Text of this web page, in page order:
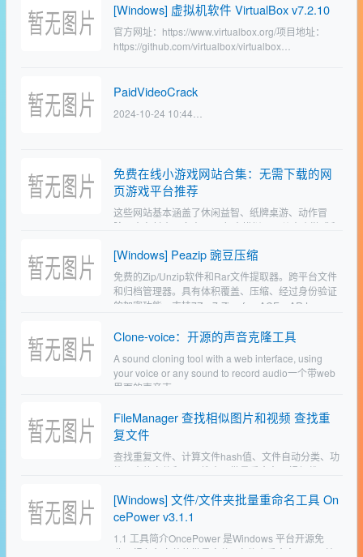
看起来就像这个应用本来就是你的语言写的一样。它
基于 …
[Windows] 虚拟机软件 VirtualBox v7.2.10
官方网址：https://www.virtualbox.org/项目地址：
https://github.com/virtualbox/virtualbox…
PaidVideoCrack
2024-10-24 10:44…
免费在线小游戏网站合集：无需下载的网
页游戏平台推荐
这些网站基本涵盖了休闲益智、纸牌桌游、动作冒
险、赛车射击、多人 IO、复古模拟器、儿童小游戏和
站支持中文界面。适合碎片时间放松、寻找童年小游
戏…
[Windows] Peazip 豌豆压缩
免费的Zip/Unzip软件和Rar文件提取器。跨平台文件
和归档管理器。具有体积覆盖、压缩、经过身份验证
的加密功能。支持7Z、7-Zip sfx、ACE、ARJ、
Clone-voice：开源的声音克隆工具
A sound cloning tool with a web interface, using
your voice or any sound to record audio一个带web
界面的声音克…
FileManager 查找相似图片和视频 查找重
复文件
查找重复文件、计算文件hash值、文件自动分类、功
能强大的文件和目录搜索、批量重命名、视频截取、
份、查找相似图片和视频查找重复文件（基于大小和
修改时间的判断…
[Windows] 文件/文件夹批量重命名工具 On
cePower v3.1.1
1.1 工具简介OncePower 是Windows 平台开源免
费、绿色免安装的批量文件 / 文件夹重命名工具，核